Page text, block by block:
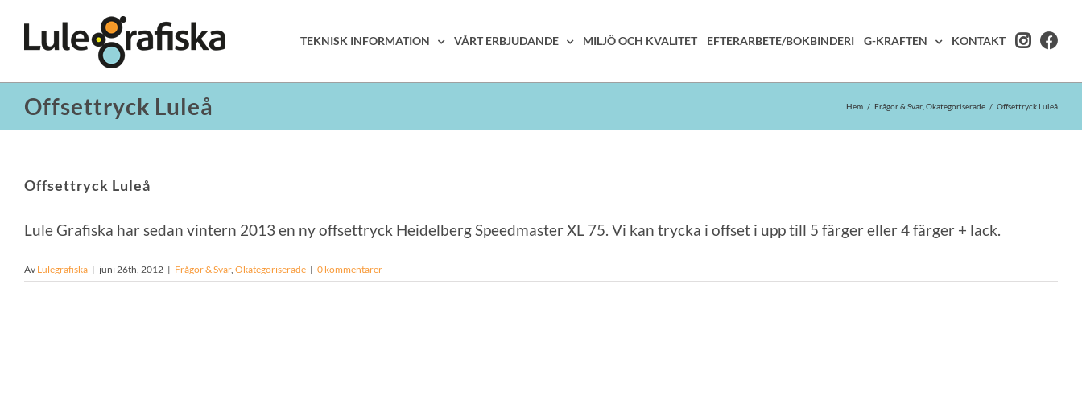
innehållet
TEKNISK INFORMATION VÅRT ERBJUDANDE MILJÖ OCH KVALITET EFTERARBETE/BOKBINDERI G-KRAFTEN KONTAKT
Offsettryck Luleå Hem / Frågor & Svar Okategoriserade / Offsettryck Luleå
Offsettryck Luleå
Lule Grafiska har sedan vintern 2013 en ny offsettryck Heidelberg Speedmaster XL 75. Vi kan trycka i offset i upp till 5 färger eller 4 färger + lack.
Av Lulegrafiska | juni 26th, 2012 | Frågor & Svar, Okategoriserade | 0 kommentarer